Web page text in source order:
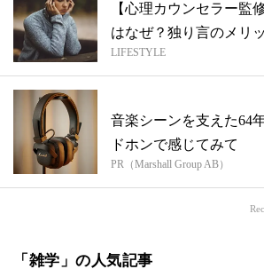
【心理カウンセラー監
はなぜ？独り言のメリ
LIFESTYLE
音楽シーンを支えた64
ドホンで感じてみて
PR（Marshall Group AB）
「雑学」の人気記事